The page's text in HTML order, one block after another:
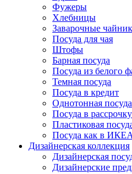
Фужеры
Хлебницы
Заварочные
Посуда для чая
Штофы
Барная посуда
Посуда из белого
Темная посуда
Посуда в кредит
Однотонная посуда
Посуда в рассрочку
Пластиковая
Посуда как в ИКЕА
Дизайнерская коллекция
Дизайнерская
Дизайнерские